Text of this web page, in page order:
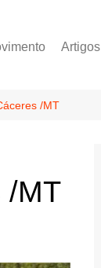
Artigos
/MT
/MT